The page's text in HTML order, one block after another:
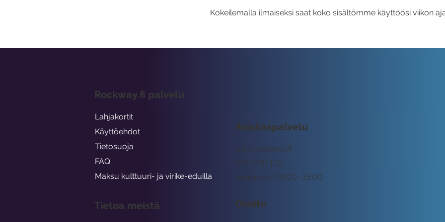
Kokeilemalla ilmaiseksi saat koko sisältömme käyttöösi viikon
Asiakaspalvelu
tuki@rockway.fi
Arkisin klo 09:00 -15:00
045 7731 1111
Osoite
Rockway.fi palvelu
Lahjakortit
Käyttöehdot
Tietosuoja
FAQ
Maksu kulttuuri- ja virike-eduilla
Tietoa meistä